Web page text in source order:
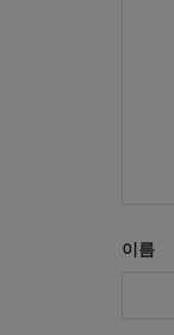
이름